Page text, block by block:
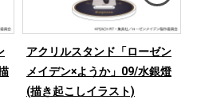
アクリルスタンド「ローゼン
メイデン×ようか」09/水銀燈
(描き起こしイラスト)